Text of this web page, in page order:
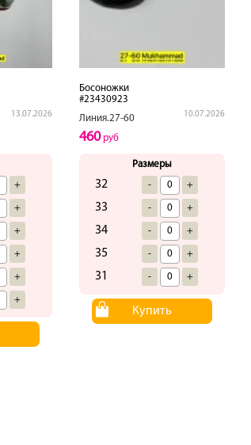
13.07.2026
+
+
+
+
+
+
Босоножки
#23430923
Линия.27-60
10.07.2026
460руб
Размеры
32 - +
33 - +
34 - +
35 - +
31 - +
Купить